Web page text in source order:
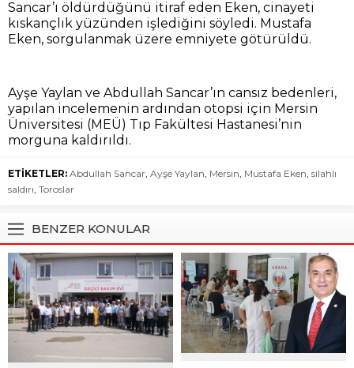
Sancar’ı öldürdüğünü itiraf eden Eken, cinayeti
kıskançlık yüzünden işlediğini söyledi. Mustafa
Eken, sorgulanmak üzere emniyete götürüldü.
Ayşe Yaylan ve Abdullah Sancar’ın cansız bedenleri,
yapılan incelemenin ardından otopsi için Mersin
Üniversitesi (MEÜ) Tıp Fakültesi Hastanesi’nin
morguna kaldırıldı.
ETİKETLER: Abdullah Sancar, Ayşe Yaylan, Mersin, Mustafa Eken, silahlı
saldırı, Toroslar
BENZER KONULAR